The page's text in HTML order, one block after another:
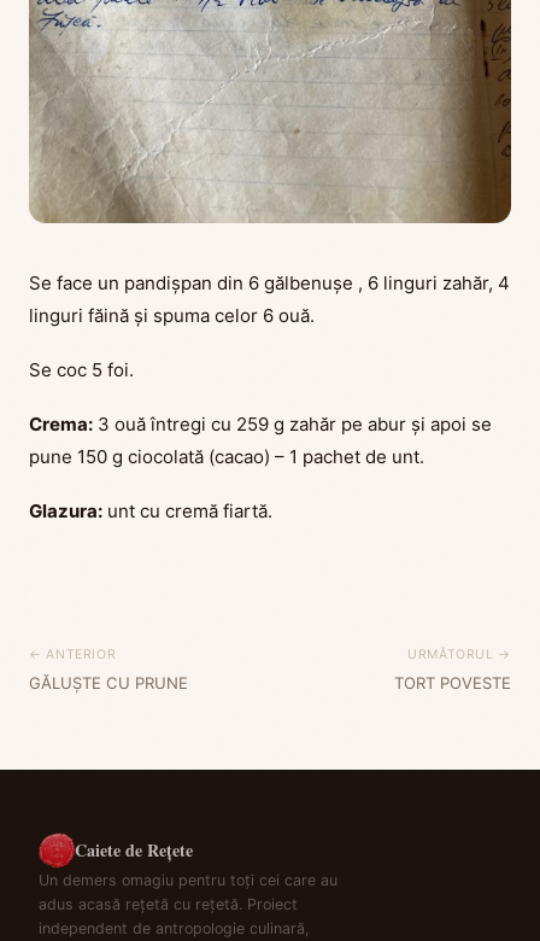
Se face un pandișpan din 6 gălbenușe , 6 linguri zahăr, 4
linguri făină și spuma celor 6 ouă.
Se coc 5 foi.
Crema: 3 ouă întregi cu 259 g zahăr pe abur și apoi se
pune 150 g ciocolată (cacao) – 1 pachet de unt.
Glazura: unt cu cremă fiartă.
← ANTERIOR
GĂLUȘTE CU PRUNE
URMĂTORUL →
TORT POVESTE
Caiete de Rețete
Un demers omagiu pentru toți cei care au
adus acasă rețetă cu rețetă. Proiect
independent de antropologie culinară,